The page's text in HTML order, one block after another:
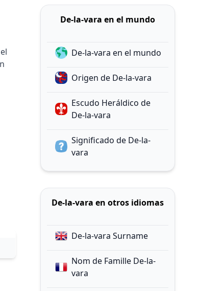
De-la-vara en el mundo
De-la-vara en el mundo
Origen de De-la-vara
Escudo Heráldico de
De-la-vara
Significado de De-la-
vara
De-la-vara en otros idiomas
De-la-vara Surname
Nom de Famille De-la-
vara